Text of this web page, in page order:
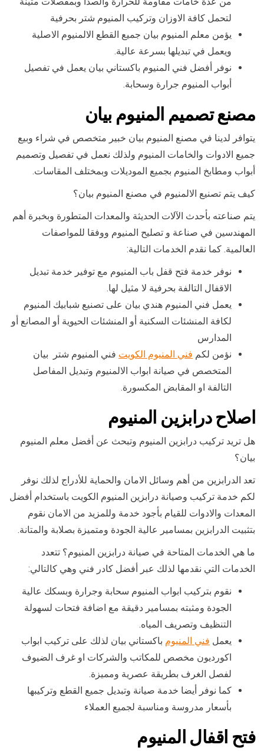
لتحمل كافة الاوزان وتركيب المنيوم شتر بحرفية
يؤمن معلم المنيوم بيان جميع القطع الالمنيوم الاصلية
ويعمل في تبديلها بسرعة عالية.
نوفر أفضل فني المنيوم باكستاني بيان يعمل في تفصيل
أبواب المنيوم جرارة وسحابة.
مصنع تصميم المنيوم بيان
يتوافر لدينا في مصنع المنيوم بيان خبير متخصص في شراء وبيع
جميع الادوات والخامات المنيوم ولذلك نعمل في تفصيل وتصميم
أبواب ومطابخ المنيوم بجميع الموديلات وبمختلف المقاسات.
كيف يتم تصنيع الالمنيوم في مصنع المنيوم بيان؟
يتم صناعته بأحدث الآلات الحديثة والمعدات المتطورة وبخبرة أهم
المهندسين في صناعة و تصليح المنيوم ووفقا للمواصفات
العالمية. كما نقدم الخدمات التالية:
نوفر خدمة فتح قفل باب المنيوم مع توفير خدمة تبديل
الاقفال التالفة بحرفية لا مثيل لها.
يعمل فني المنيوم هندي بيان على تصنيع شبابيك المنيوم
لكافة المنشئات السكنية أو المنشئات الحيوية أو المصانع أو
المدارس
نؤمن لكم فني المنيوم الكويت فني المنيوم شتر بيان
المتخصص في صيانة ابواب الالمنيوم وتبديل المفاصل
التالفة او المقابض المكسورة.
اصلاح درابزين المنيوم
هل تريد تركيب درابزين المنيوم وتبحث عن أفضل معلم المنيوم
بيان؟
تعد الدرابزين من أهم وسائل الامان والحماية للأدراج لذلك نوفر
لكم خدمة تركيب وصيانة درابزين المنيوم الكويت باستخدام أفضل
المعدات والادوات للقيام بأجود خدمة وللمزيد من الامان نقوم
بتثبيت الدرابزين بمسامير عالية الجودة ومتميزة بصلابة والمتانة.
ما هي الخدمات المتاحة في صيانة درابزين المنيوم؟ تتعدد
الخدمات التي نقدمها لذلك عبر أفضل كادر فني وهي كالتالي:
نقوم بتركيب ابواب المنيوم سحابة وجرارة وبسكك عالية
الجودة ومثبته بمسامير دقيقة مع اضافة فتحات لسهولة
التنظيف وتصريف المياه.
يعمل فني المنيوم باكستاني بيان لذلك على تركيب ابواب
اكورديون مخصص للمكاتب والشركات او غرف الضيوف
لفصل الغرف بطريقة عصرية ومميزة.
كما نوفر أيضا خدمة صيانة وتبديل جميع القطع وتركيبها
بأسعار مدروسة ومناسبة لجميع العملاء
فتح اقفال المنيوم